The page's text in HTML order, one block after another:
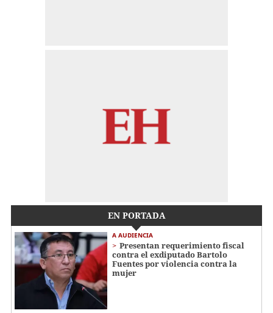
EN PORTADA
A AUDIENCIA
Presentan requerimiento fiscal
contra el exdiputado Bartolo
Fuentes por violencia contra la
mujer